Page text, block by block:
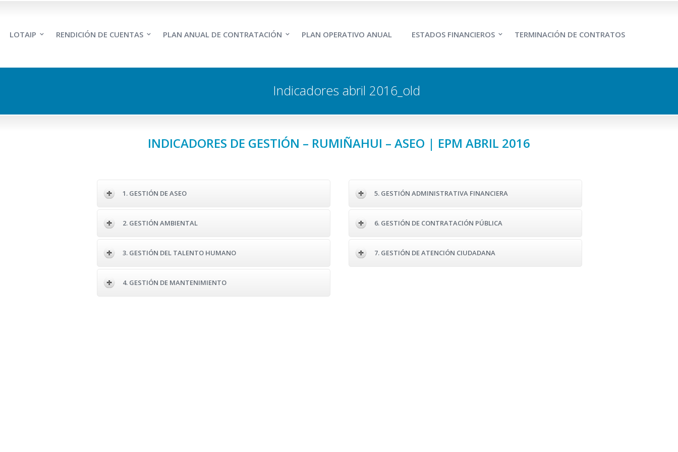
LOTAIP RENDICIÓN DE CUENTAS PLAN ANUAL DE CONTRATACIÓN PLAN OPERATIVO ANUAL ESTADOS FINANCIEROS TERMINACIÓN DE CONTRATOS
Indicadores abril 2016_old
INDICADORES DE GESTIÓN – RUMIÑAHUI – ASEO | EPM ABRIL 2016
1. GESTIÓN DE ASEO
2. GESTIÓN AMBIENTAL
3. GESTIÓN DEL TALENTO HUMANO
4. GESTIÓN DE MANTENIMIENTO
5. GESTIÓN ADMINISTRATIVA FINANCIERA
6. GESTIÓN DE CONTRATACIÓN PÚBLICA
7. GESTIÓN DE ATENCIÓN CIUDADANA